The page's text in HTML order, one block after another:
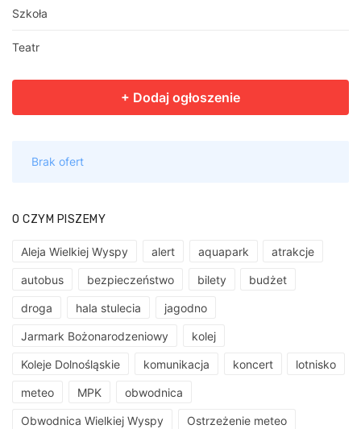
Szkoła
Teatr
O CZYM PISZEMY
Aleja Wielkiej Wyspy alert aquapark atrakcje
autobus bezpieczeństwo bilety budżet
droga hala stulecia jagodno
Jarmark Bożonarodzeniowy kolej
Koleje Dolnośląskie komunikacja koncert lotnisko
meteo MPK obwodnica
Obwodnica Wielkiej Wyspy Ostrzeżenie meteo